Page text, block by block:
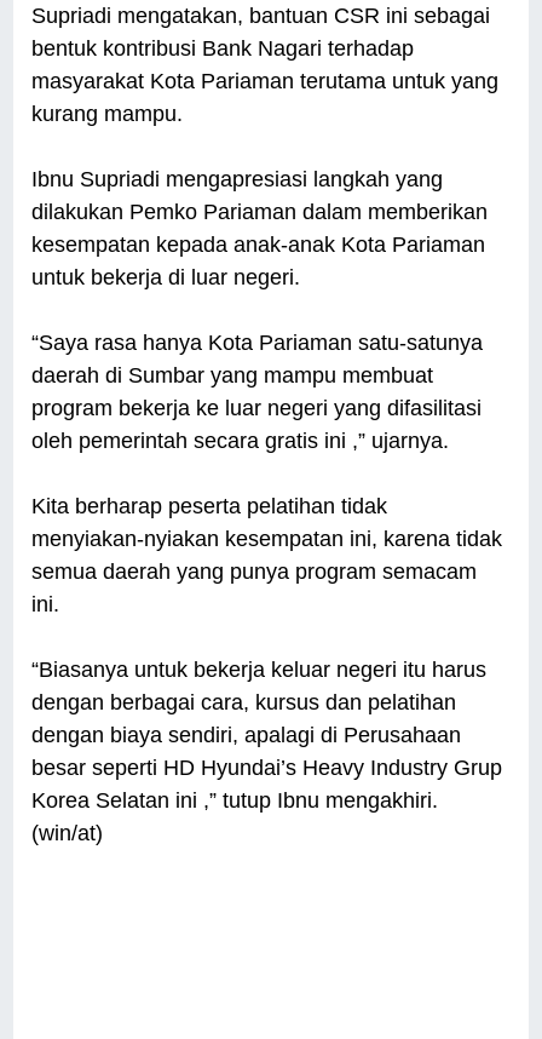
Supriadi mengatakan, bantuan CSR ini sebagai
bentuk kontribusi Bank Nagari terhadap
masyarakat Kota Pariaman terutama untuk yang
kurang mampu.
Ibnu Supriadi mengapresiasi langkah yang
dilakukan Pemko Pariaman dalam memberikan
kesempatan kepada anak-anak Kota Pariaman
untuk bekerja di luar negeri.
“Saya rasa hanya Kota Pariaman satu-satunya
daerah di Sumbar yang mampu membuat
program bekerja ke luar negeri yang difasilitasi
oleh pemerintah secara gratis ini ,” ujarnya.
Kita berharap peserta pelatihan tidak
menyiakan-nyiakan kesempatan ini, karena tidak
semua daerah yang punya program semacam
ini.
“Biasanya untuk bekerja keluar negeri itu harus
dengan berbagai cara, kursus dan pelatihan
dengan biaya sendiri, apalagi di Perusahaan
besar seperti HD Hyundai’s Heavy Industry Grup
Korea Selatan ini ,” tutup Ibnu mengakhiri.
(win/at)